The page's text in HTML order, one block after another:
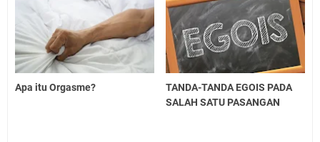
Apa itu Orgasme?
TANDA-TANDA EGOIS PADA
SALAH SATU PASANGAN